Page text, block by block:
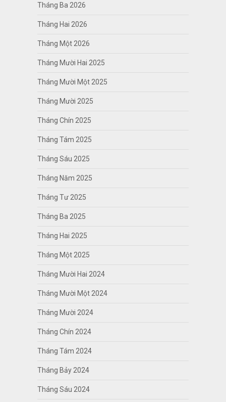
Tháng Ba 2026
Tháng Hai 2026
Tháng Một 2026
Tháng Mười Hai 2025
Tháng Mười Một 2025
Tháng Mười 2025
Tháng Chín 2025
Tháng Tám 2025
Tháng Sáu 2025
Tháng Năm 2025
Tháng Tư 2025
Tháng Ba 2025
Tháng Hai 2025
Tháng Một 2025
Tháng Mười Hai 2024
Tháng Mười Một 2024
Tháng Mười 2024
Tháng Chín 2024
Tháng Tám 2024
Tháng Bảy 2024
Tháng Sáu 2024